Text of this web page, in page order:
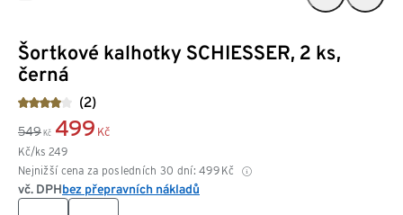
Šortkové kalhotky SCHIESSER, 2 ks,
černá
(2)
549 Kč 499 Kč
Kč/ks 249
Nejnižší cena za posledních 30 dní: 499 Kč
vč. DPHbez přepravních nákladů